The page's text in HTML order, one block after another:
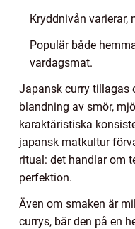
Kryddnivån varierar,
Populär både
vardagsmat.
Japansk curry tillagas
blandning av smör,
karaktäristiska
japansk matkultur
ritual: det handlar om
perfektion.
Även om smaken är
currys, bär den på en